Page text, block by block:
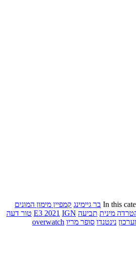
In this בר גיימינג קמפיין מימון המונים
מינית תביעה E3 2021 IGN
טור דעה
נינטנדו סופר מריו overwatch